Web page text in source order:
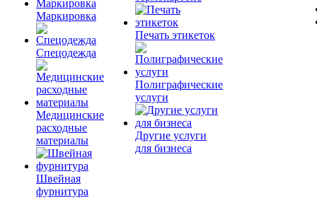
Маркировка
Спецодежда
Медицинские
расходные
материалы
Швейная
фурнитура
Печать этикеток
Полиграфические
услуги
Другие услуги
для бизнеса